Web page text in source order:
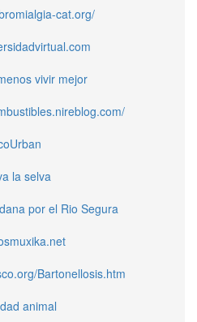
cat.org/
vivir mejor
la selva
por el Rio Segura
Bartonellosis.htm
animal